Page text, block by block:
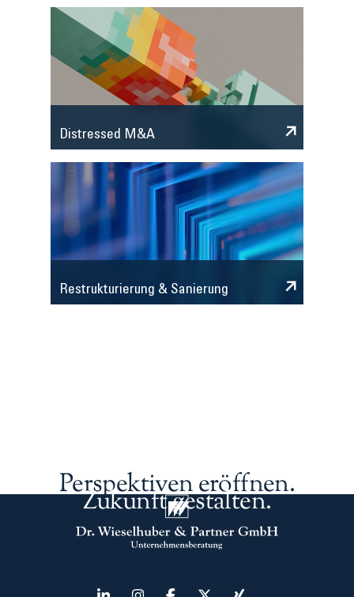
Distressed M&A
Restrukturierung & Sanierung
Perspektiven eröffnen.
Zukunft gestalten.